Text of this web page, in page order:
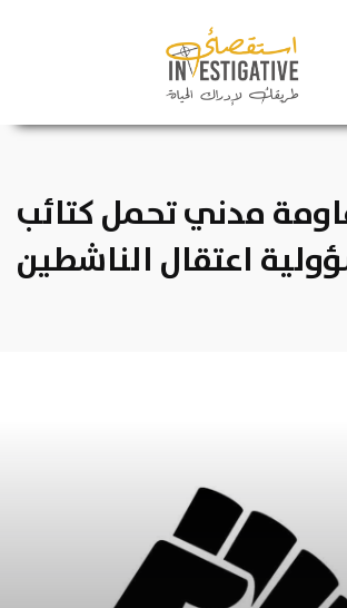
مدني تحمل كتائب
اعتقال الناشطين